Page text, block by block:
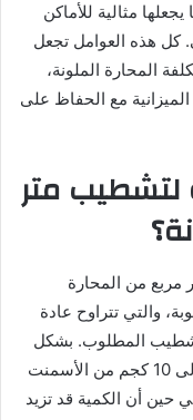
مثالية للأماكن
كل هذه العوامل تجعل
المحارة الملونة،
مع الحفاظ على
لتشطيب متر
مربع من المحارة
والتي تتراوح عادة
والتشطيب المطلوب. بشكل
عام، يتطلب المتر المربع الواحد حوالي 8 إلى 10 كجم من الأسمنت
حين أن الكمية قد تزيد